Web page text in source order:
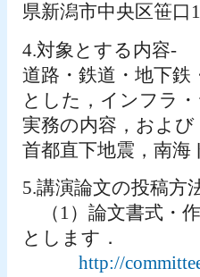
県新潟市中央区笹口
4.対象とする内容-
道路・鉄道・地下鉄
とした，インフラ
実務の内容，および
首都直下地震，南
5.講演論文の投稿方
（1）論文書式・
とします．
http://